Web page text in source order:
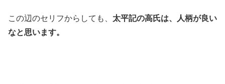
この辺のセリフからしても、 太平記の高氏は、人柄が良い
なと思います。